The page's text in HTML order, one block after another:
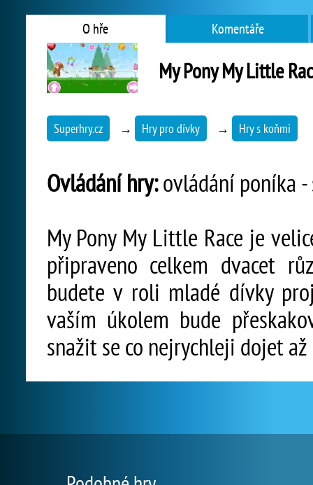
O hře Komentáře
My Pony My Little
Superhry.cz → Hry pro dívky → Hry s koňmi
Ovládání hry:ovládání poníka -
My Pony My Little Race je
připraveno celkem dvacet
budete v roli mladé dívky
vaším úkolem bude
snažit se co nejrychleji dojet